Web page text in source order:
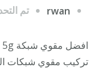
rwan تم
تركيب مقوي شبكات